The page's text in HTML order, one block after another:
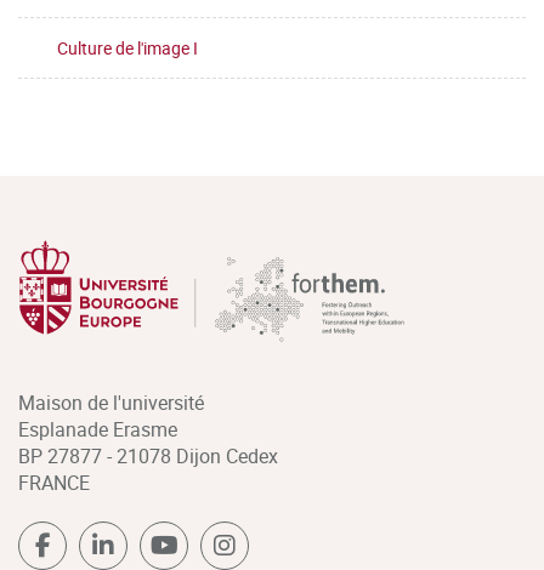
Culture de l'image I
Maison de l'université
Esplanade Erasme
BP 27877 - 21078 Dijon Cedex
FRANCE